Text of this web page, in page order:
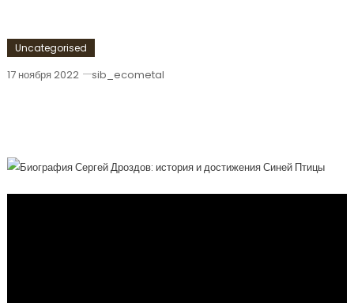
Uncategorised
17 ноября 2022 sib_ecometal